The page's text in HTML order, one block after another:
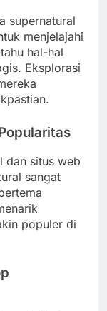
supernatural
menjelajahi
hal-hal
Eksplorasi
dan situs web
sangat
populer di